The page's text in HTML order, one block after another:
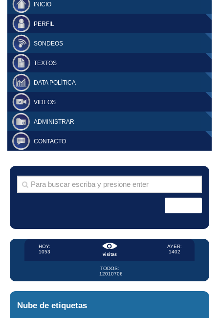
INICIO
PERFIL
SONDEOS
TEXTOS
DATA POLÍTICA
VIDEOS
ADMINISTRAR
CONTACTO
visitas
HOY:
1053
AYER:
1402
TODOS:
12010706
Nube de etiquetas